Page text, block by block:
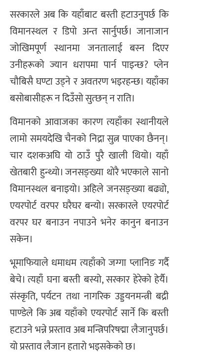
सरकारले अब कि यहाँबाट बस्ती हटाउनुपर्छ कि
विमानस्थल र डिपो अन्त सार्नुपर्छ। जानाजान
जोखिमपूर्ण स्थानमा जनतालाई बस्न दिएर
उनीहरूको ज्यान धरापमा पार्न पाइन्छ? प्लेन
चौबिसै घण्टा उड्ने र अवतरण भइरहन्छ। यहाँका
बसोबासीहरू न दिउँसो सुत्छन् न राति।
विमानको आवाजका कारण त्यहाँका स्थानीयले
लामो समयदेखि चैनको निद्रा सुत्न पाएका छैनन्।
चार दशकअघि यो ठाउँ पुरै खाली थियो। यहाँ
खेतबारी हुन्थ्यो। जनसङ्ख्या थोरै भएकाले सानो
विमानस्थल बनाइयो। अहिले जनसङ्ख्या बढ्यो,
एयरपोर्ट वरपर घरैघर बन्यो। सरकारले एयरपोर्ट
वरपर घर बनाउन नपाउने भनेर कानुन बनाउन
सकेन।
भूमाफियाले धमाधम त्यहाँको जग्गा प्लानिङ गर्दै
बेचे। त्यहाँ घना बस्ती बस्यो, सरकार हेरेको हेर्यै।
संस्कृति, पर्यटन तथा नागरिक उड्डयनमन्त्री बद्री
पाण्डेले कि अब यहाँको एयरपोर्ट सार्ने कि बस्ती
हटाउने भन्ने प्रस्ताव अब मन्त्रिपरिषद्मा लैजानुपर्छ।
यो प्रस्ताव लैजान हतारो भइसकेको छ।